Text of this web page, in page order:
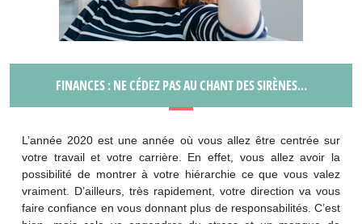
FINANCES : NE CÉDEZ PAS AU CHANT DES SIRÈNES…
L’année 2020 est une année où vous allez être centrée sur
votre travail et votre carrière. En effet, vous allez avoir la
possibilité de montrer à votre hiérarchie ce que vous valez
vraiment. D’ailleurs, très rapidement, votre direction va vous
faire confiance en vous donnant plus de responsabilités. C’est